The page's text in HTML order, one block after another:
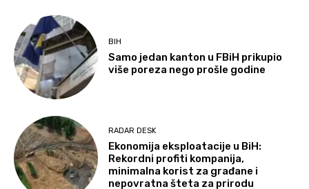
BIH
Samo jedan kanton u FBiH prikupio
više poreza nego prošle godine
RADAR DESK
Ekonomija eksploatacije u BiH:
Rekordni profiti kompanija,
minimalna korist za građane i
nepovratna šteta za prirodu